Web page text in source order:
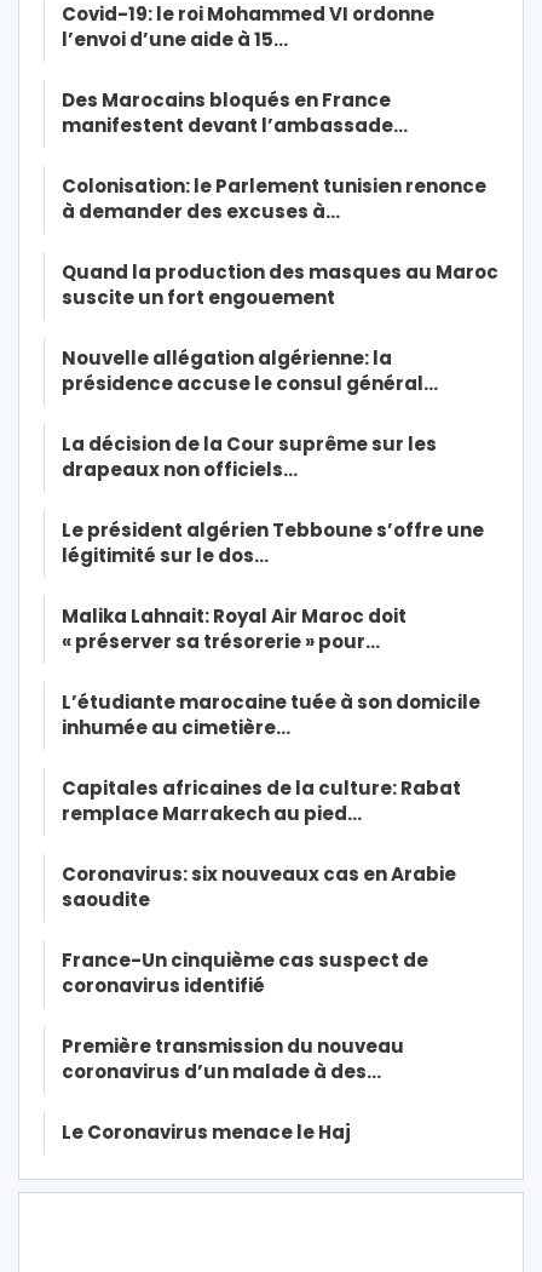
Covid-19: le roi Mohammed VI ordonne
l’envoi d’une aide à 15…
Des Marocains bloqués en France
manifestent devant l’ambassade…
Colonisation: le Parlement tunisien renonce
à demander des excuses à…
Quand la production des masques au Maroc
suscite un fort engouement
Nouvelle allégation algérienne: la
présidence accuse le consul général…
La décision de la Cour suprême sur les
drapeaux non officiels…
Le président algérien Tebboune s’offre une
légitimité sur le dos…
Malika Lahnait: Royal Air Maroc doit
« préserver sa trésorerie » pour…
L’étudiante marocaine tuée à son domicile
inhumée au cimetière…
Capitales africaines de la culture: Rabat
remplace Marrakech au pied…
Coronavirus: six nouveaux cas en Arabie
saoudite
France-Un cinquième cas suspect de
coronavirus identifié
Première transmission du nouveau
coronavirus d’un malade à des…
Le Coronavirus menace le Haj